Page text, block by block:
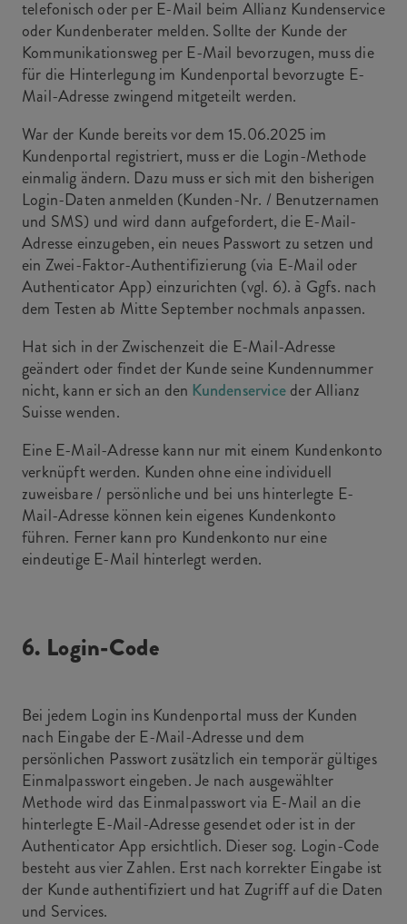
telefonisch oder per E-Mail beim Allianz Kundenservice
oder Kundenberater melden. Sollte der Kunde der
Kommunikationsweg per E-Mail bevorzugen, muss die
für die Hinterlegung im Kundenportal bevorzugte E-
Mail-Adresse zwingend mitgeteilt werden.
War der Kunde bereits vor dem 15.06.2025 im
Kundenportal registriert, muss er die Login-Methode
einmalig ändern. Dazu muss er sich mit den bisherigen
Login-Daten anmelden (Kunden-Nr. / Benutzernamen
und SMS) und wird dann aufgefordert, die E-Mail-
Adresse einzugeben, ein neues Passwort zu setzen und
ein Zwei-Faktor-Authentifizierung (via E-Mail oder
Authenticator App) einzurichten (vgl. 6). à Ggfs. nach
dem Testen ab Mitte September nochmals anpassen.
Hat sich in der Zwischenzeit die E-Mail-Adresse
geändert oder findet der Kunde seine Kundennummer
nicht, kann er sich an den Kundenserviceder Allianz
Suisse wenden.
Eine E-Mail-Adresse kann nur mit einem Kundenkonto
verknüpft werden. Kunden ohne eine individuell
zuweisbare / persönliche und bei uns hinterlegte E-
Mail-Adresse können kein eigenes Kundenkonto
führen. Ferner kann pro Kundenkonto nur eine
eindeutige E-Mail hinterlegt werden.
6. Login-Code
Bei jedem Login ins Kundenportal muss der Kunden
nach Eingabe der E-Mail-Adresse und dem
persönlichen Passwort zusätzlich ein temporär gültiges
Einmalpasswort eingeben. Je nach ausgewählter
Methode wird das Einmalpasswort via E-Mail an die
hinterlegte E-Mail-Adresse gesendet oder ist in der
Authenticator App ersichtlich. Dieser sog. Login-Code
besteht aus vier Zahlen. Erst nach korrekter Eingabe ist
der Kunde authentifiziert und hat Zugriff auf die Daten
und Services.